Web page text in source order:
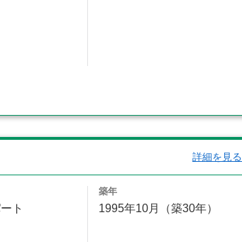
詳細を見る
ト
築年
1995年10月（築30年）